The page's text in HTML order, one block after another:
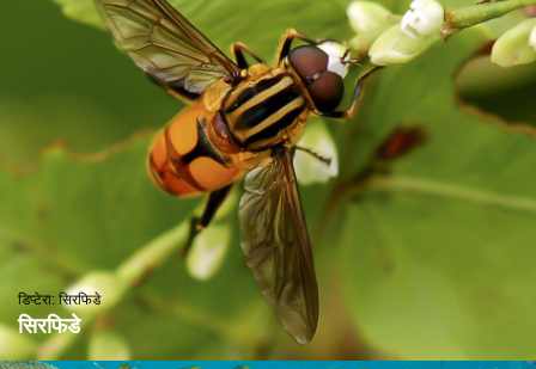
डिप्टेरा: सिरफिडे
सिरफिडे